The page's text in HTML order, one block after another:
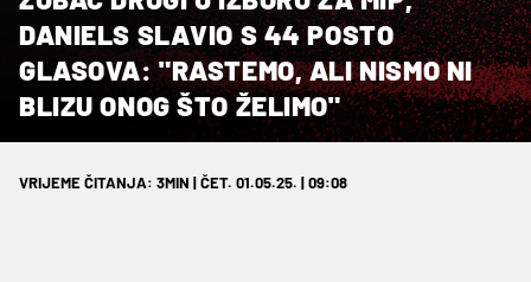
DANIELS SLAVIO S 44 POSTO
GLASOVA: "RASTEMO, ALI NISMO NI
BLIZU ONOG ŠTO ŽELIMO"
VRIJEME ČITANJA: 3MIN | ČET. 01.05.25. | 09:08